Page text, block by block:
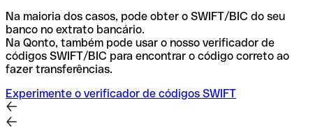
Na maioria dos casos, pode obter o SWIFT/BIC do seu
banco no extrato bancário.
Na Qonto, também pode usar o nosso verificador de
códigos SWIFT/BIC para encontrar o código correto ao
fazer transferências.
Experimente o verificador de códigos SWIFT